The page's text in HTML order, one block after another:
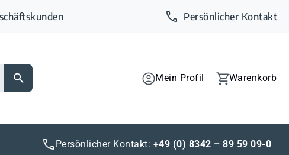
Persönlicher Kontakt
Mein Profil Warenkorb
Persönlicher Kontakt: +49 (0) 8342 – 89 59 09-0